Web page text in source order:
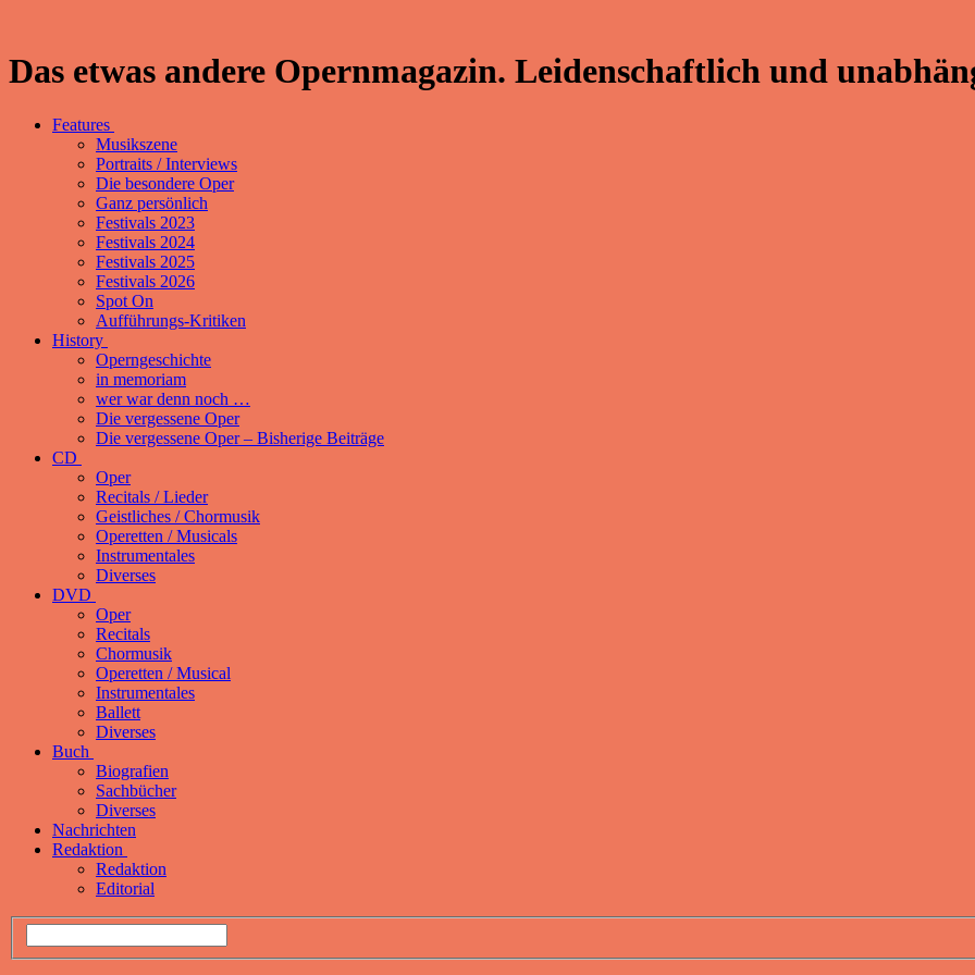
Das etwas andere Opernmagazin. Leidenschaftlich und
Features
Musikszene
Portraits / Interviews
Die besondere Oper
Ganz persönlich
Festivals 2023
Festivals 2024
Festivals 2025
Festivals 2026
Spot On
Aufführungs-Kritiken
History
Operngeschichte
in memoriam
wer war denn noch …
Die vergessene Oper
Die vergessene Oper – Bisherige Beiträge
CD
Oper
Recitals / Lieder
Geistliches / Chormusik
Operetten / Musicals
Instrumentales
Diverses
DVD
Oper
Recitals
Chormusik
Operetten / Musical
Instrumentales
Ballett
Diverses
Buch
Biografien
Sachbücher
Diverses
Nachrichten
Redaktion
Redaktion
Editorial